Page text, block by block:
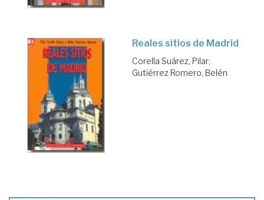
Reales sitios de Madrid
Corella Suárez, Pilar;
Gutiérrez Romero, Belén